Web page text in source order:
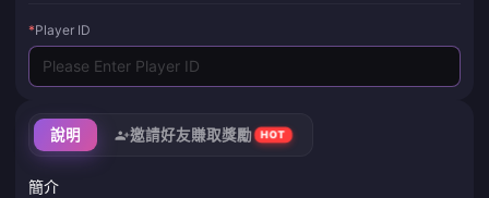
說明 邀請好友賺取獎勵 HOT
簡介
*Player ID